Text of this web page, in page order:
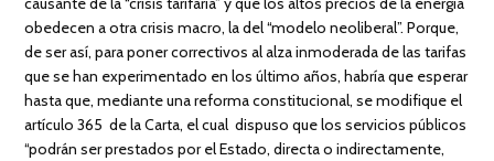
obedecen a otra crisis macro, la del “modelo neoliberal”. Porque,
de ser así, para poner correctivos al alza inmoderada de las tarifas
que se han experimentado en los último años, habría que esperar
hasta que, mediante una reforma constitucional, se modifique el
artículo 365 de la Carta, el cual dispuso que los servicios públicos
“podrán ser prestados por el Estado, directa o indirectamente,